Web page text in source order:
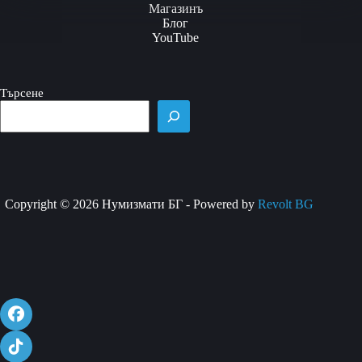
variants.
The
options
the
product
page
Магазинъ
Блог
YouTube
Търсене
Copyright © 2026 Нумизмати БГ - Powered byRevolt BG